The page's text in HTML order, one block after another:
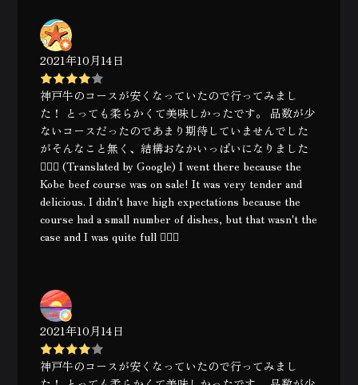
2021年10月14日
神戸牛のコースが安くなっていたので行ってみまし
た！ とっても柔らかくて美味しかったです。 品数が少
ないコースだったのであまり期待していませんでした
がそんなこと無く、結構おなかいっぱいになりました
🙆🏻‍♀️ (Translated by Google) I went there because the
Kobe beef course was on sale! It was very tender and
delicious. I didn't have high expectations because the
course had a small number of dishes, but that wasn't the
case and I was quite full 🙆🏻‍♀️
2021年10月14日
神戸牛のコースが安くなっていたので行ってみまし